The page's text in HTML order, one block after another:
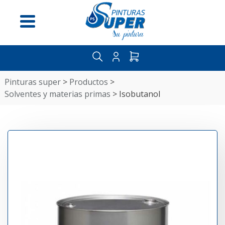
Menú
Distribuidores
Categorías
pinturas super> productos >
solventes y materias primas > isobutanol